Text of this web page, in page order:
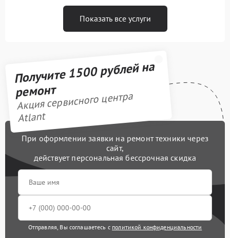
Показать все услуги
Получите 1500 рублей на
ремонт
Акция сервисного центра
Atlant
При оформлении заявки на ремонт техники через
сайт,
действует персональная бессрочная скидка
Отправляя, Вы соглашаетесь с политикой конфиденциальности